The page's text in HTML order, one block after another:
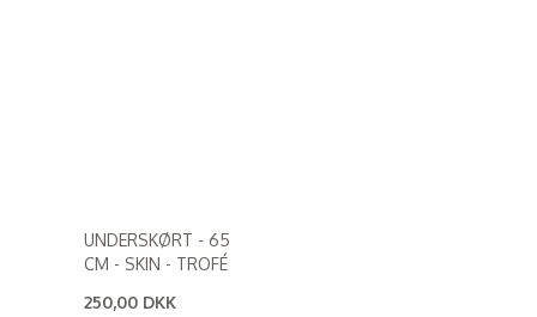
UNDERSKØRT - 65
CM - SKIN - TROFÉ
250,00 DKK